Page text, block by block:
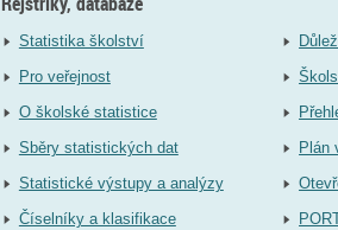
Statistika školství
Pro veřejnost
O školské statistice
Sběry statistických dat
Statistické výstupy a analýzy
Číselníky a klasifikace
Plán